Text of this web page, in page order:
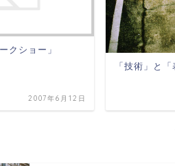
クショー」
2007年6月12日
「技術」と「